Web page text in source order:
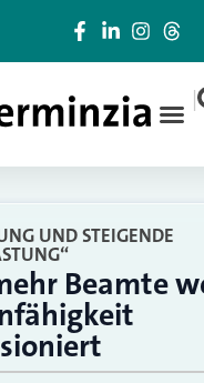
|
UND STEIGENDE
Beamte